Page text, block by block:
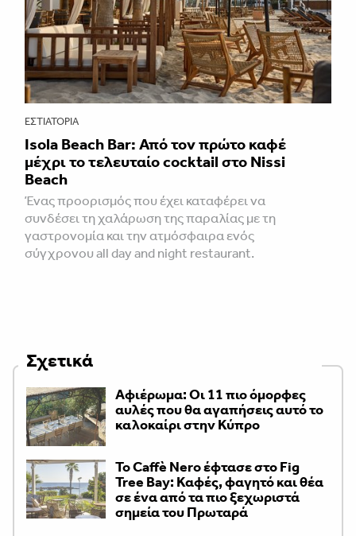
ΕΣΤΙΑΤΌΡΙΑ
Isola Beach Bar: Από τον πρώτο καφέ
μέχρι το τελευταίο cocktail στο Nissi
Beach
Ένας προορισμός που έχει καταφέρει να
συνδέσει τη χαλάρωση της παραλίας με τη
γαστρονομία και την ατμόσφαιρα ενός
σύγχρονου all day and night restaurant.
Σχετικά
Αφιέρωμα: Οι 11 πιο όμορφες
αυλές που θα αγαπήσεις αυτό το
καλοκαίρι στην Κύπρο
Το Caffè Nero έφτασε στο Fig
Tree Bay: Καφές, φαγητό και θέα
σε ένα από τα πιο ξεχωριστά
σημεία του Πρωταρά